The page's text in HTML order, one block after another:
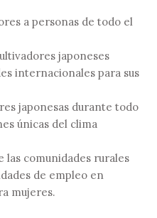
a personas de todo el
japoneses
internacionales para sus
japonesas durante todo
únicas del clima
comunidades rurales
de empleo en
mujeres.